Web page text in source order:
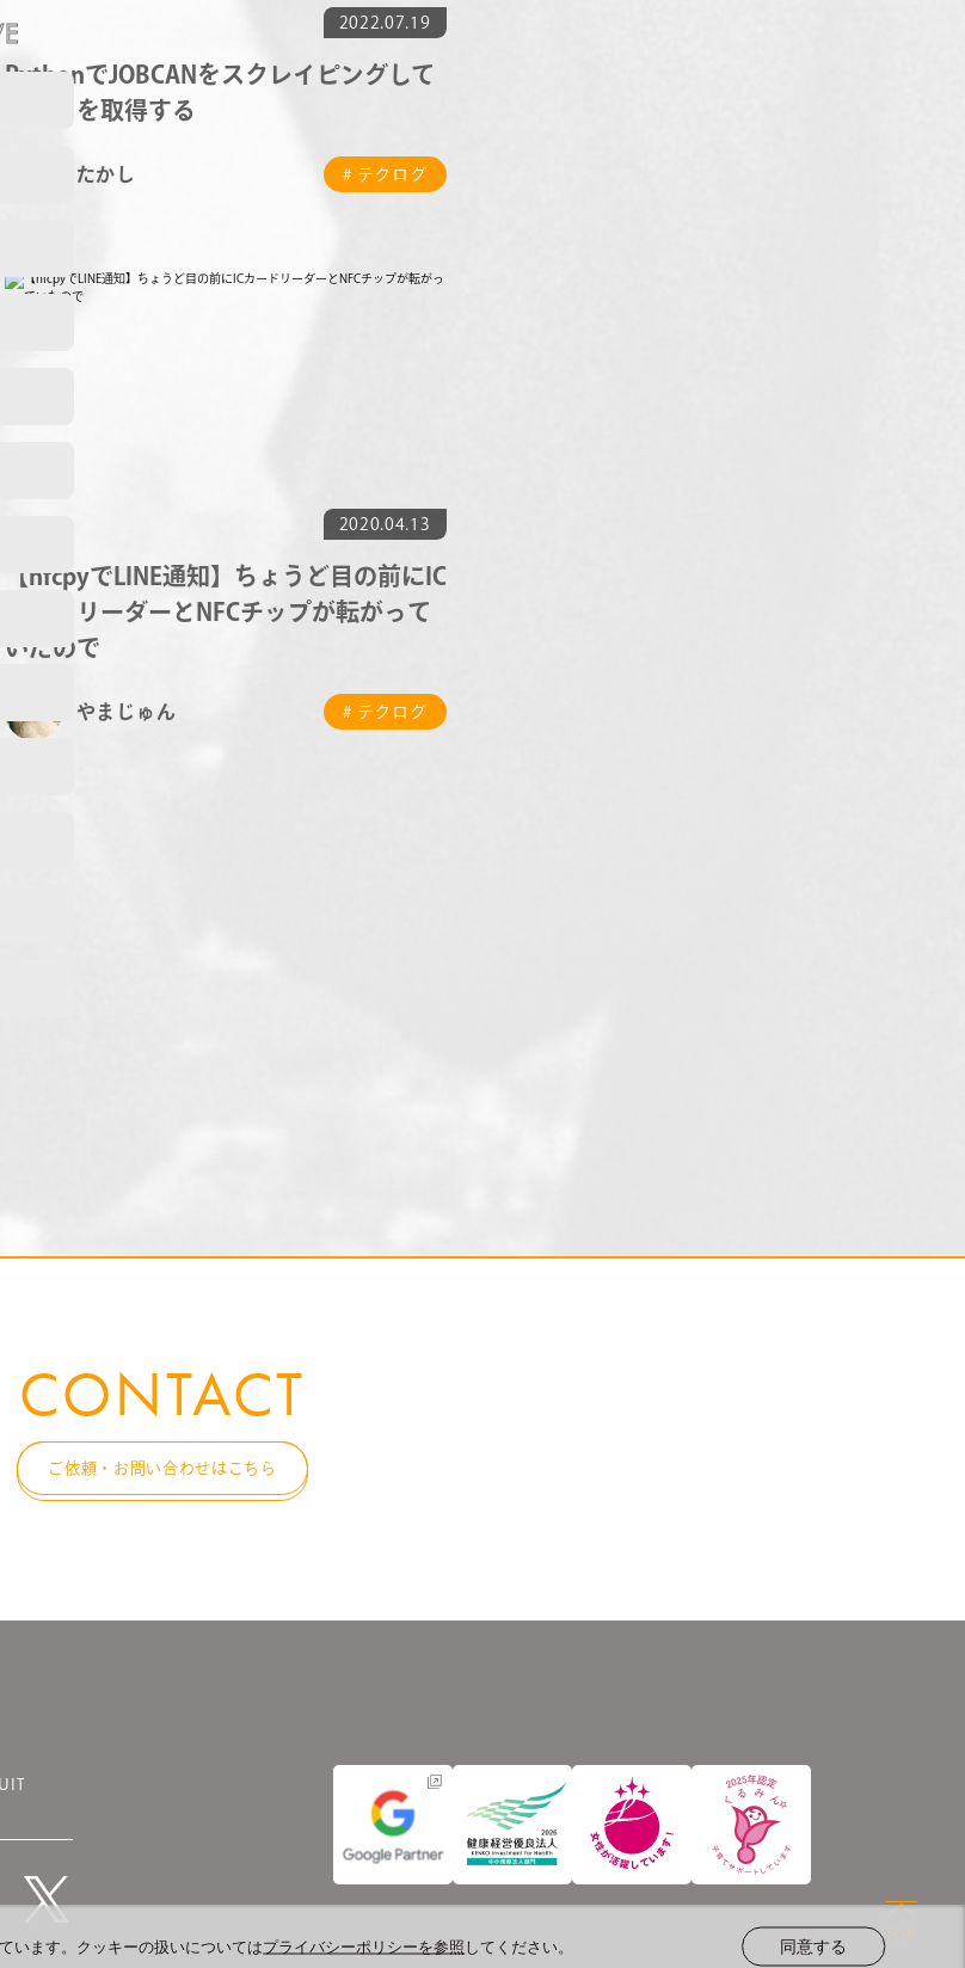
2022.07.19
PythonでJOBCANをスクレイピングして
データを取得する
たかし # テクログ
2020.04.13
【nfcpyでLINE通知】ちょうど目の前にIC
カードリーダーとNFCチップが転がって
いたので
やまじゅん # テクログ
CONTACT
ご依頼・お問い合わせはこちら
います。クッキーの扱いについてはプライバシーポリシーを参照 してください。 同意する